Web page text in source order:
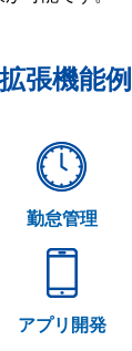
拡張機能例
勤怠管理
アプリ開発